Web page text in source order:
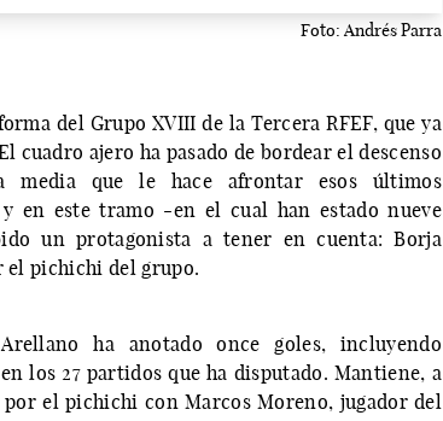
Foto: Andrés Parra
del Grupo XVIII de la Tercera RFEF, que ya
cuadro ajero ha pasado de bordear el descenso
media que le hace afrontar esos últimos
en este tramo -en el cual han estado nueve
un protagonista a tener en cuenta: Borja
el pichichi del grupo.
ha anotado once goles, incluyendo
los 27 partidos que ha disputado. Mantiene, a
el pichichi con Marcos Moreno, jugador del